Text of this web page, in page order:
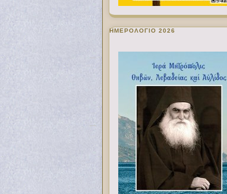
ΗΜΕΡΟΛΟΓΙΟ 2026